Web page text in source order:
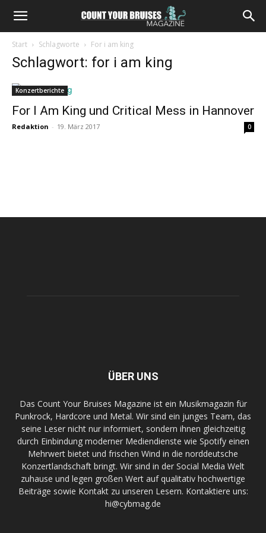
Start Schlagworte For i am king
Schlagwort: for i am king
Konzertberichte
For I Am King und Critical Mess in Hannover
Redaktion - 19. März 2017 0
ÜBER UNS
Das Count Your Bruises Magazine ist ein Musikmagazin für
Punkrock, Hardcore und Metal. Wir sind ein junges Team, das
seine Leser nicht nur informiert, sondern ihnen gleichzeitig
durch Einbindung moderner Mediendienste wie Spotify einen
Mehrwert bietet und frischen Wind in die norddeutsche
Konzertlandschaft bringt. Wir sind in der Social Media Welt
zuhause und legen großen Wert auf qualitativ hochwertige
Beiträge sowie Kontakt zu unseren Lesern. Kontaktiere uns:
hi@cybmag.de